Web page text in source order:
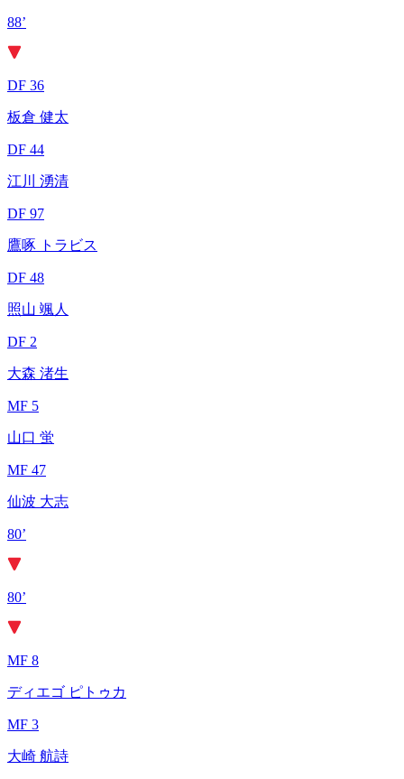
88’
DF 36
板倉 健太
DF 44
江川 湧清
DF 97
鷹啄 トラビス
DF 48
照山 颯人
DF 2
大森 渚生
MF 5
山口 蛍
MF 47
仙波 大志
80’
80’
MF 8
ディエゴ ピトゥカ
MF 3
大崎 航詩